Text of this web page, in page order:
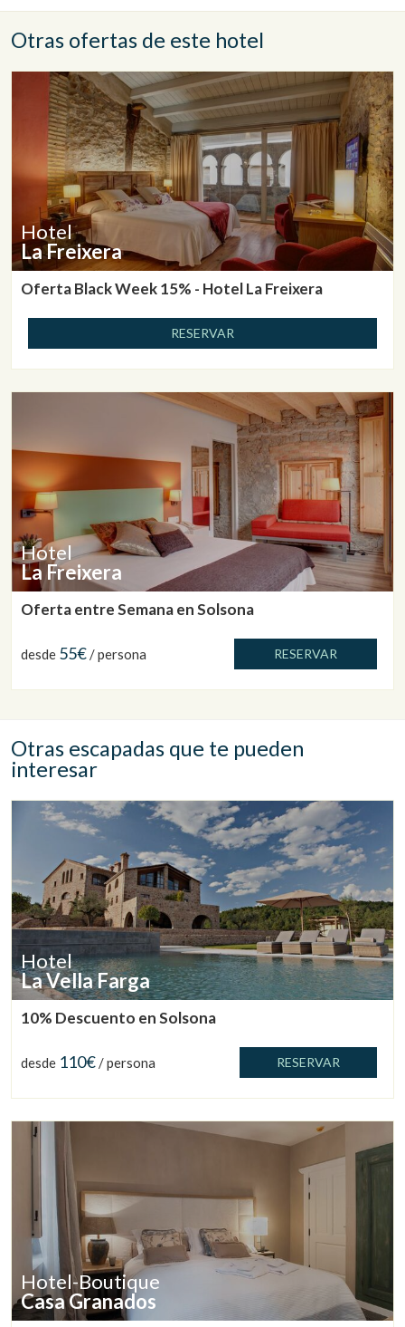
Otras ofertas de este hotel
Hotel
La Freixera
Oferta Black Week 15% - Hotel La Freixera
RESERVAR
Hotel
La Freixera
Oferta entre Semana en Solsona
desde 55€/ persona RESERVAR
Otras escapadas que te pueden
interesar
Hotel
La Vella Farga
10% Descuento en Solsona
desde 110€/ persona RESERVAR
Hotel-Boutique
Casa Granados